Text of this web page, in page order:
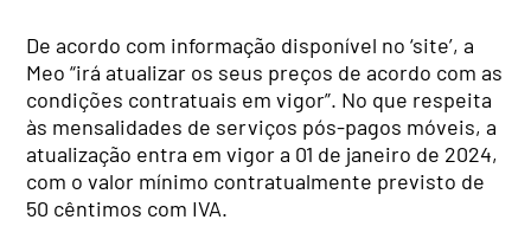
De acordo com informação disponível no ‘site’, a
Meo “irá atualizar os seus preços de acordo com as
condições contratuais em vigor”. No que respeita
às mensalidades de serviços pós-pagos móveis, a
atualização entra em vigor a 01 de janeiro de 2024,
com o valor mínimo contratualmente previsto de
50 cêntimos com IVA.